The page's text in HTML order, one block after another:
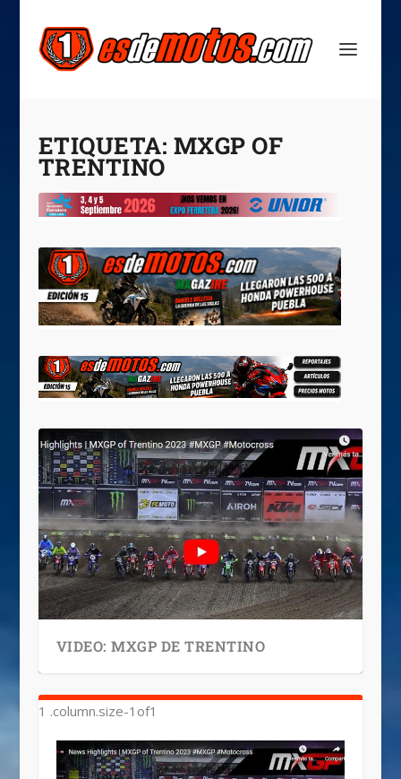
ETIQUETA: MXGP OF
TRENTINO
VIDEO: MXGP DE TRENTINO